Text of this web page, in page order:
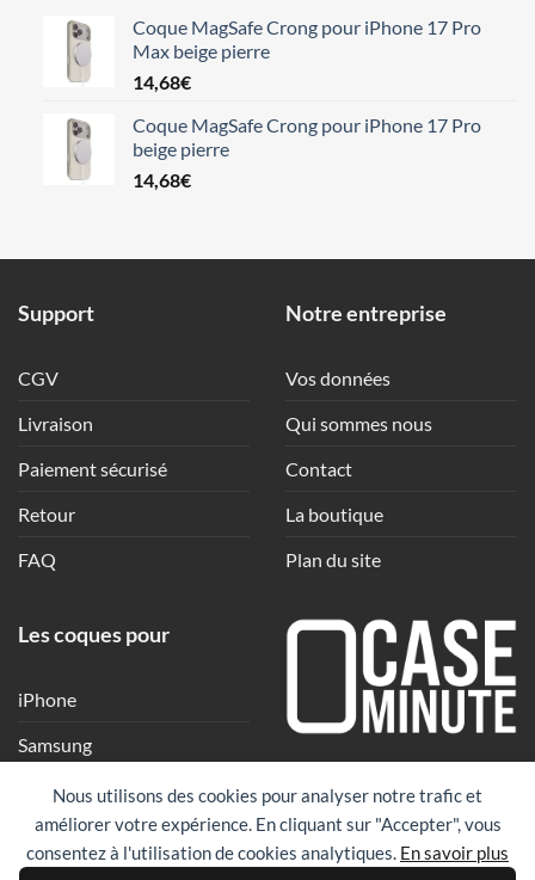
Nous utilisons des cookies pour analyser notre trafic et
améliorer votre expérience. En cliquant sur "Accepter", vous
consentez à l'utilisation de cookies analytiques. En savoir plus
Coque MagSafe Crong pour iPhone 17 Pro
Max beige pierre
14,68€
Coque MagSafe Crong pour iPhone 17 Pro
beige pierre
14,68€
Support
CGV
Livraison
Paiement sécurisé
Retour
FAQ
Notre entreprise
Vos données
Qui sommes nous
Contact
La boutique
Plan du site
Les coques pour
iPhone
Samsung
Xiaomi
Google
Une coque en quelques
clics